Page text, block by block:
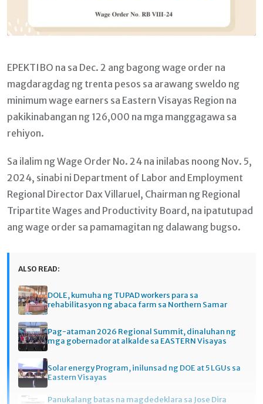
EPEKTIBO na sa Dec. 2 ang bagong wage order na
magdaragdag ng trenta pesos sa arawang sweldo ng
minimum wage earners sa Eastern Visayas Region na
pakikinabangan ng 126,000 na mga manggagawa sa
rehiyon.
Sa ilalim ng Wage Order No. 24 na inilabas noong Nov. 5,
2024, sinabi ni Department of Labor and Employment
Regional Director Dax Villaruel, Chairman ng Regional
Tripartite Wages and Productivity Board, na ipatutupad
ang wage order sa pamamagitan ng dalawang bugso.
ALSO READ:
DOLE, kumuha ng TUPAD workers para sa
rehabilitasyon ng abaca farm sa Northern Samar
Pag-ataman 2026 Regional Summit, dinaluhan ng
mga gobernador at alkalde sa EASTERN Visayas
Solar energy Program, inilunsad ng DOE at 5 LGUs sa
Eastern Visayas
Panukalang batas na magdedeklara sa Jose Dira